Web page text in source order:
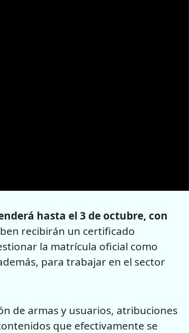
hasta el 3 de octubre, con
recibirán un certificado
la matrícula oficial como
para trabajar en el sector
de armas y usuarios, atribuciones
que efectivamente se